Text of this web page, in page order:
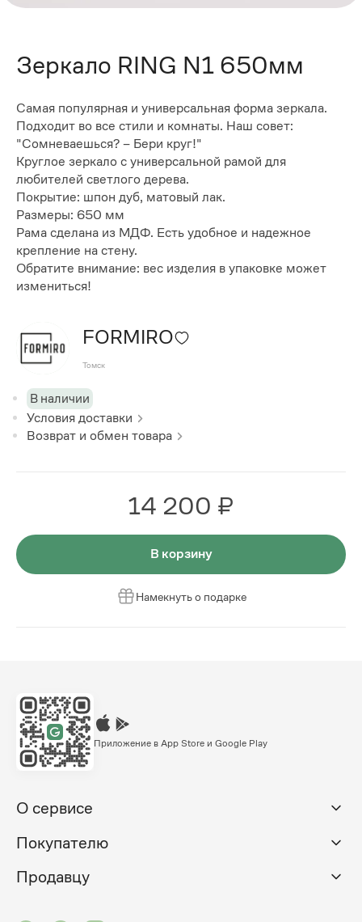
Зеркало RING N1 650мм
Самая популярная и универсальная форма зеркала.
Подходит во все стили и комнаты. Наш совет:
"Сомневаешься? – Бери круг!"
Круглое зеркало с универсальной рамой для
любителей светлого дерева.
Покрытие: шпон дуб, матовый лак.
Размеры: 650 мм
Рама сделана из МДФ. Есть удобное и надежное
крепление на стену.
Обратите внимание: вес изделия в упаковке может
измениться!
FORMIRO
Томск
В наличии
Условия доставки
Возврат и обмен товара
14 200 ₽
В корзину
Намекнуть о подарке
Приложение в App Store и Google Play
О сервисе
Покупателю
Продавцу